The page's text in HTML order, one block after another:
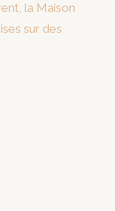
la Maison
sur des